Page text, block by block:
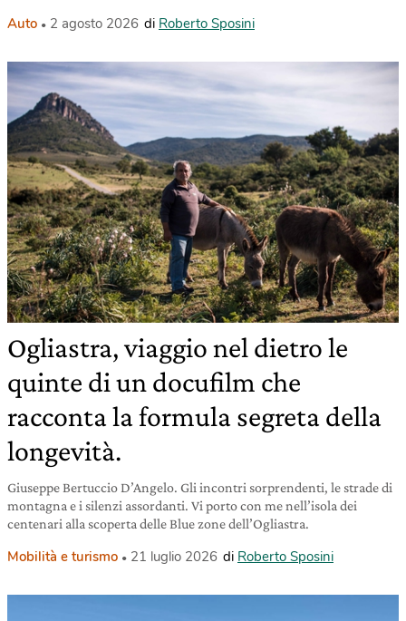
Auto 2 agosto 2026 di Roberto Sposini
Ogliastra, viaggio nel dietro le
quinte di un docufilm che
racconta la formula segreta della
longevità.
Giuseppe Bertuccio D’Angelo. Gli incontri sorprendenti, le strade di
montagna e i silenzi assordanti. Vi porto con me nell’isola dei
centenari alla scoperta delle Blue zone dell’Ogliastra.
Mobilità e turismo 21 luglio 2026 di Roberto Sposini